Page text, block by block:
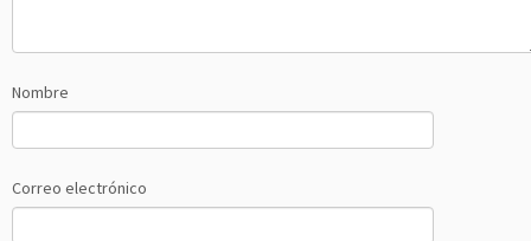
Nombre
Correo electrónico